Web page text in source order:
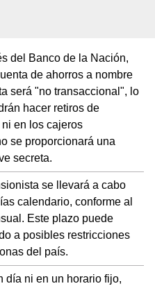
del Banco de la Nación,
de ahorros a nombre
será "no transaccional", lo
hacer retiros de
en los cajeros
se proporcionará una
secreta.
se llevará a cabo
calendario, conforme al
Este plazo puede
a posibles restricciones
del país.
día ni en un horario fijo,